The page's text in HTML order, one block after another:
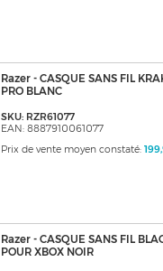
Razer - CASQUE SANS FIL
PRO BLANC
SKU: RZR61077
EAN: 8887910061077
Prix de vente moyen constaté:
Razer - CASQUE SANS FIL
POUR XBOX NOIR